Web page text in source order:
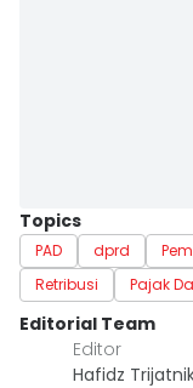
Topics
PAD dprd
Retribusi
Pajak
Editorial Team
Editor
Hafidz